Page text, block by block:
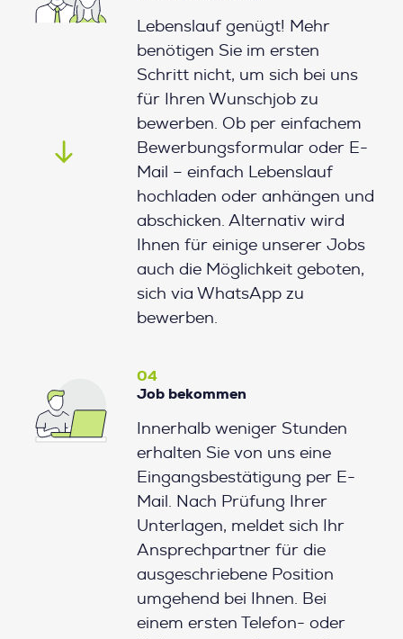
Lebenslauf genügt! Mehr
benötigen Sie im ersten
Schritt nicht, um sich bei uns
für Ihren Wunschjob zu
bewerben. Ob per einfachem
Bewerbungsformular oder E-
Mail – einfach Lebenslauf
hochladen oder anhängen und
abschicken. Alternativ wird
Ihnen für einige unserer Jobs
auch die Möglichkeit geboten,
sich via WhatsApp zu
bewerben.
04
Job bekommen
Innerhalb weniger Stunden
erhalten Sie von uns eine
Eingangsbestätigung per E-
Mail. Nach Prüfung Ihrer
Unterlagen, meldet sich Ihr
Ansprechpartner für die
ausgeschriebene Position
umgehend bei Ihnen. Bei
einem ersten Telefon- oder